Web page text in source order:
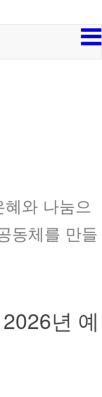
혜와 나눔으
동체를 만들
년 예